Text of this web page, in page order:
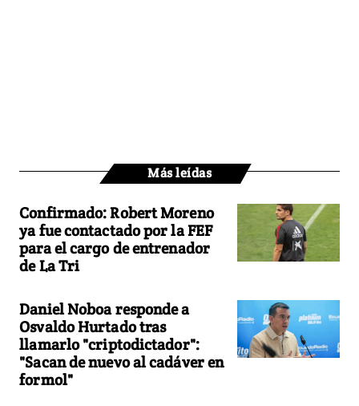
Más leídas
Confirmado: Robert Moreno
ya fue contactado por la FEF
para el cargo de entrenador
de La Tri
Daniel Noboa responde a
Osvaldo Hurtado tras
llamarlo "criptodictador":
"Sacan de nuevo al cadáver en
formol"